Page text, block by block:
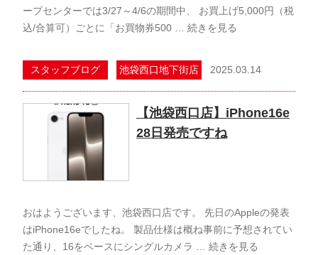
ープセンターでは3/27～4/6の期間中、 お買上げ5,000円（税
込/合算可）ごとに「お買物券500 … 続きを見る
スタッフブログ 池袋西口地下街店 2025.03.14
【池袋西口店】iPhone16e
28日発売ですね
おはようございます、池袋西口店です。 先日のAppleの発表
はiPhone16eでしたね。 製品仕様は概ね事前に予想されてい
た通り、16をベースにシングルカメラ … 続きを見る